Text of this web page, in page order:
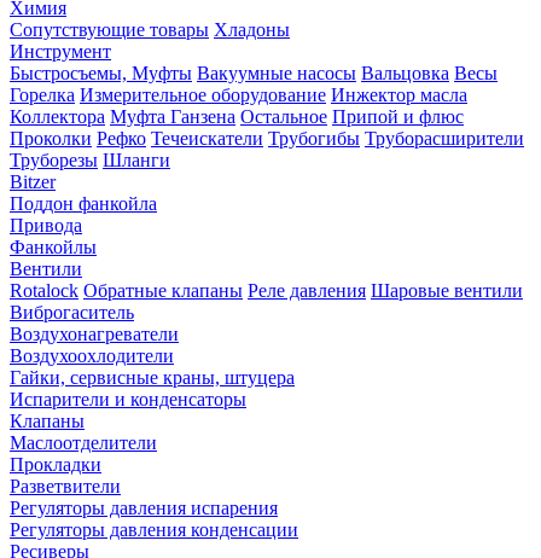
Химия
Сопутствующие товары Хладоны
Инструмент
Быстросъемы, Муфты Вакуумные насосы Вальцовка Весы
Горелка Измерительное оборудование Инжектор масла
Коллектора Муфта Ганзена Остальное Припой и флюс
Проколки Рефко Течеискатели Трубогибы Труборасширители
Труборезы Шланги
Bitzer
Поддон фанкойла
Привода
Фанкойлы
Вентили
Rotalock Обратные клапаны Реле давления Шаровые вентили
Виброгаситель
Воздухонагреватели
Воздухоохлодители
Гайки, сервисные краны, штуцера
Испарители и конденсаторы
Клапаны
Маслоотделители
Прокладки
Разветвители
Регуляторы давления испарения
Регуляторы давления конденсации
Ресиверы